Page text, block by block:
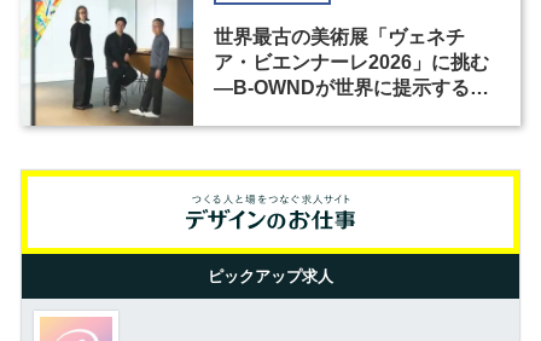
世界最古の美術展「ヴェネチ
ア・ビエンナーレ2026」に挑む
―B-OWNDが世界に提示する美
ピックアップ求人